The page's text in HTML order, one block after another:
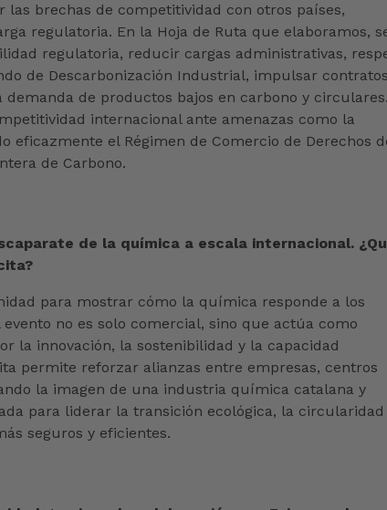
las brechas de competitividad con otros países,
regulatoria. En la Hoja de Ruta que elaboramos,
regulatoria, reducir cargas administrativas,
de Descarbonización Industrial, impulsar contratos
de productos bajos en carbono y circulares.
internacional ante amenazas como la
eficazmente el Régimen de Comercio de Derechos
de Carbono.
de la química a escala internacional.
para mostrar cómo la química responde a los
no es solo comercial, sino que actúa como
la innovación, la sostenibilidad y la capacidad
permite reforzar alianzas entre empresas, centros
la imagen de una industria química catalana y
para liderar la transición ecológica, la circularidad
seguros y eficientes.